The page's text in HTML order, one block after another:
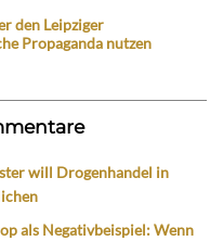
den Leipziger
Propaganda nutzen
will Drogenhandel in
als Negativbeispiel: Wenn